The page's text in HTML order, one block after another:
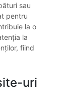
sau
pentru
la o
la
fiind
uri